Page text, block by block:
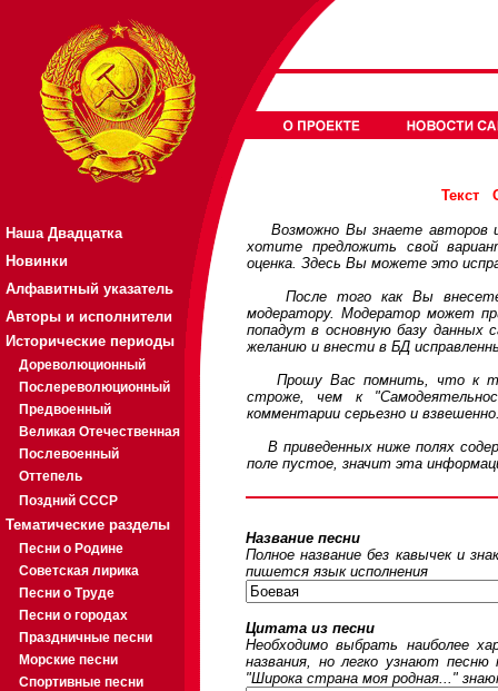
Наша Двадцатка
Новинки
Алфавитный указатель
Авторы и исполнители
Исторические периоды
Дореволюционный
Послереволюционный
Предвоенный
Великая Отечественная
Послевоенный
Оттепель
Поздний СССР
Тематические разделы
Песни о Родине
Советская лирика
Песни о Труде
Песни о городах
Праздничные песни
Морские песни
Спортивные песни
Текст
Возможно Вы знаете авторов
хотите предложить свой
оценка. Здесь Вы можете это
После того как Вы внесете
модератору. Модератор может
попадут в основную базу
желанию и внести в БД
Прошу Вас помнить, что к
строже, чем к
комментарии серьезно и
В приведенных ниже полях
поле пустое, значит эта
Название песни
Полное название без кавычек и
пишется язык исполнения
Цитата из песни
Необходимо выбрать наиболее
названия, но легко узнают
"Широка страна моя родная..."